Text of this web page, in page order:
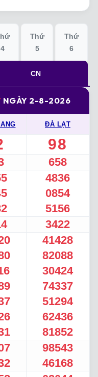
4
Thứ
5
Thứ
6
CN
NGÀY 2-8-2026
ĐÀ LẠT
98
658
4836
0854
5156
3422
41428
82088
30424
74337
51294
62436
81852
98543
46168